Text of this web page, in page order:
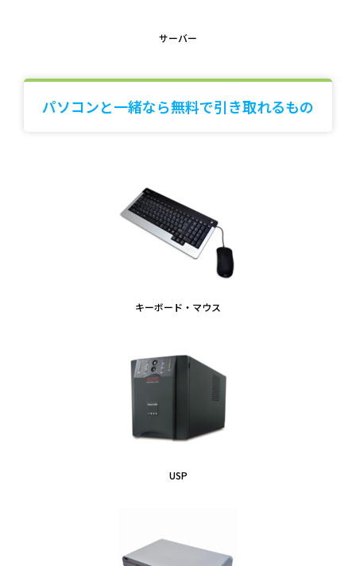
サーバー
パソコンと一緒なら無料で引き取れるもの
キーボード・マウス
USP